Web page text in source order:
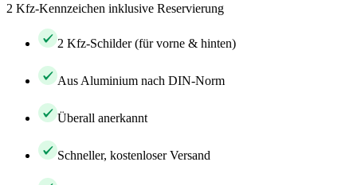
2 Kfz-Kennzeichen inklusive Reservierung
2 Kfz-Schilder (für vorne & hinten)
Aus Aluminium nach DIN-Norm
Überall anerkannt
Schneller, kostenloser Versand